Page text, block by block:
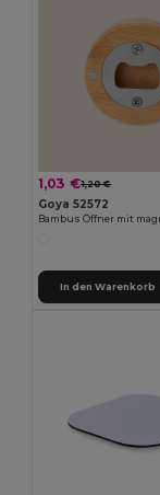
1,03 €1,20 €
Goya 52572
In den Warenkorb